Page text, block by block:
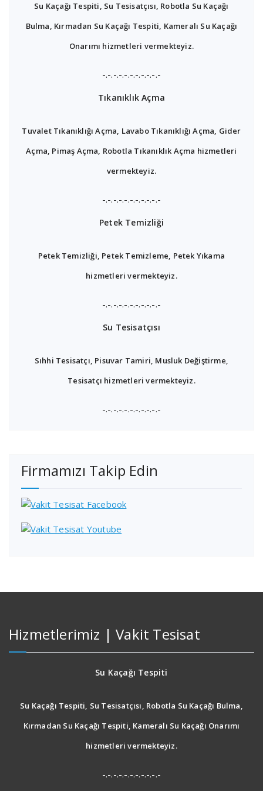
Su Kaçağı Tespiti, Su Tesisatçısı, Robotla Su Kaçağı
Bulma, Kırmadan Su Kaçağı Tespiti, Kameralı Su Kaçağı
Onarımı hizmetleri vermekteyiz.
-.-.-.-.-.-.-.-.-.-.-
Tıkanıklık Açma
Tuvalet Tıkanıklığı Açma, Lavabo Tıkanıklığı Açma, Gider
Açma, Pimaş Açma, Robotla Tıkanıklık Açma hizmetleri
vermekteyiz.
-.-.-.-.-.-.-.-.-.-.-
Petek Temizliği
Petek Temizliği, Petek Temizleme, Petek Yıkama
hizmetleri vermekteyiz.
-.-.-.-.-.-.-.-.-.-.-
Su Tesisatçısı
Sıhhi Tesisatçı, Pisuvar Tamiri, Musluk Değiştirme,
Tesisatçı hizmetleri vermekteyiz.
-.-.-.-.-.-.-.-.-.-.-
Firmamızı Takip Edin
Hizmetlerimiz | Vakit Tesisat
Su Kaçağı Tespiti
Su Kaçağı Tespiti, Su Tesisatçısı, Robotla Su Kaçağı Bulma,
Kırmadan Su Kaçağı Tespiti, Kameralı Su Kaçağı Onarımı
hizmetleri vermekteyiz.
-.-.-.-.-.-.-.-.-.-.-